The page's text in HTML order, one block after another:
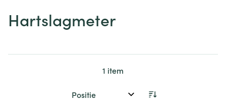
Hartslagmeter
1 item
Sorteer op: